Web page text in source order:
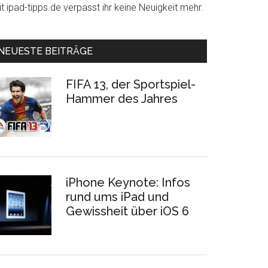
ipad-tipps.de verpasst ihr keine Neuigkeit mehr.
BEITRÄGE
FIFA 13, der Sportspiel-
Hammer des Jahres
iPhone Keynote: Infos
rund ums iPad und
Gewissheit über iOS 6